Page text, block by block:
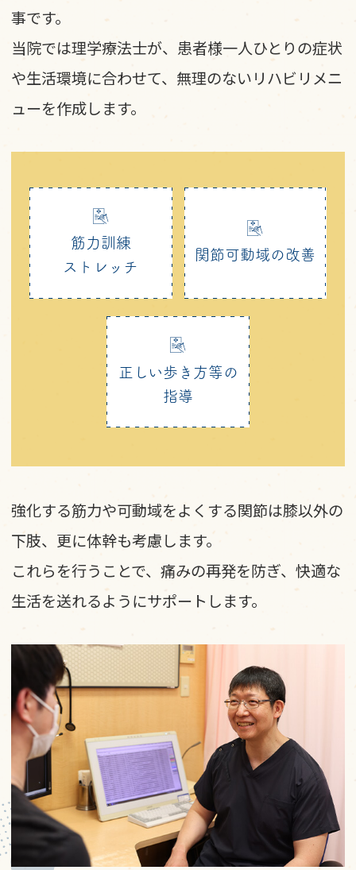
事です。
当院では理学療法士が、患者様一人ひとりの症状
や生活環境に合わせて、無理のないリハビリメニ
ューを作成します。
筋力訓練
ストレッチ
関節可動域の改善
正しい歩き方等の
指導
強化する筋力や可動域をよくする関節は膝以外の
下肢、更に体幹も考慮します。
これらを行うことで、痛みの再発を防ぎ、快適な
生活を送れるようにサポートします。